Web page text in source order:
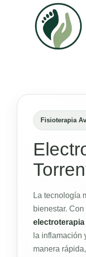
Fisioterapia
La tecnología
bienestar.
la inflamación
manera